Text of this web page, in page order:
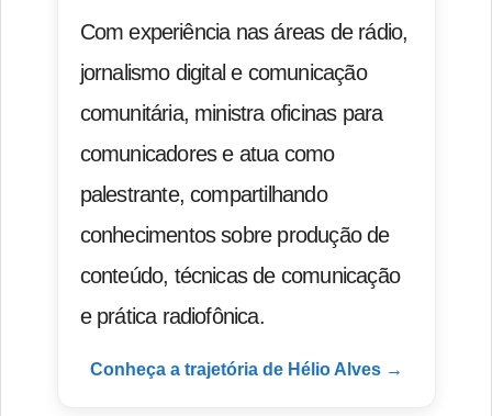
Com experiência nas áreas de rádio,
jornalismo digital e comunicação
comunitária, ministra oficinas para
comunicadores e atua como
palestrante, compartilhando
conhecimentos sobre produção de
conteúdo, técnicas de comunicação
e prática radiofônica.
Conheça a trajetória de Hélio Alves →